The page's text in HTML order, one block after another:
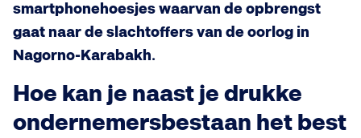
smartphonehoesjes waarvan de opbrengst
gaat naar de slachtoffers van de oorlog in
Nagorno-Karabakh.
Hoe kan je naast je drukke
ondernemersbestaan het best